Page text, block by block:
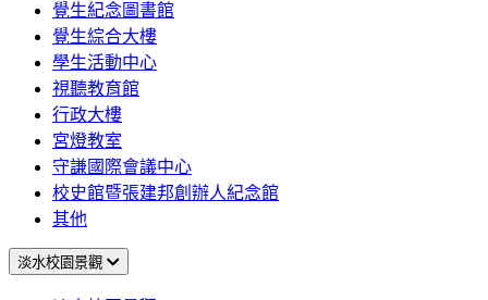
覺生紀念圖書館
覺生綜合大樓
學生活動中心
視聽教育館
行政大樓
宮燈教室
守謙國際會議中心
校史館暨張建邦創辦人紀念館
其他
淡水校園景觀